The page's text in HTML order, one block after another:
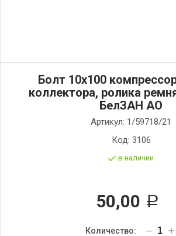
Болт 10х100
коллектора, ролика
БелЗАН АО
Артикул: 1/59718/21
Код: 3106
в наличии
50,00 Р